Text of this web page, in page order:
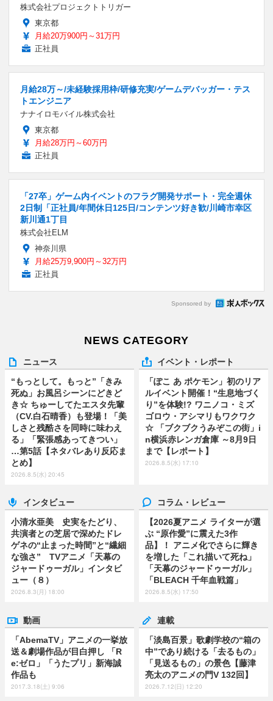
株式会社プロジェクトトリガー
東京都
月給20万900円～31万円
正社員
月給28万～/未経験採用枠/研修充実/ゲームデバッガー・テス
トエンジニア
ナナイロモバイル株式会社
東京都
月給28万円～60万円
正社員
「27卒」ゲーム内イベントのフラグ開発サポート・完全週休
2日制「正社員/年間休日125日/コンテンツ好き歓/川崎市幸区
新川通1丁目
株式会社ELM
神奈川県
月給25万9,900円～32万円
正社員
Sponsored by
NEWS CATEGORY
ニュース
“もっとして。もっと”「きみ
死ぬ」お風呂シーンにどきど
き☆ ちゅーしてたエスタ先輩
（CV.白石晴香）も登場！「美
しさと残酷さを同時に味わえ
る」「緊張感あってきつい」
…第5話【ネタバレあり反応ま
とめ】
2026.8.5(水) 20:45
イベント・レポート
「ぽこ あ ポケモン」初のリア
ルイベント開催！“生息地づく
り”を体験!? ワニノコ・ミズ
ゴロウ・アシマリもワクワク
☆ 「ブクブクうみぞこの街」i
n横浜赤レンガ倉庫 ～8月9日
まで【レポート】
2026.8.5(水) 17:10
インタビュー
小清水亜美 史実をたどり、
共演者との芝居で深めたドレ
ゲネの“止まった時間”と“繊細
な強さ” TVアニメ「天幕の
ジャードゥーガル」インタビ
ュー（８）
2026.8.3(月) 18:00
コラム・レビュー
【2026夏アニメ ライターが選
ぶ “原作愛”に震えた3作
品】！ アニメ化でさらに輝き
を増した「これ描いて死ね」
「天幕のジャードゥーガル」
「BLEACH 千年血戦篇」
2026.8.5(水) 17:50
動画
「AbemaTV」アニメの一挙放
送＆劇場作品が目白押し 「R
e:ゼロ」「うたプリ」新海誠
作品も
2017.3.18(土) 9:06
連載
「淡島百景」歌劇学校の“箱の
中”であり続ける「去るもの」
「見送るもの」の景色【藤津
亮太のアニメの門V 132回】
2026.7.12(日) 12:20